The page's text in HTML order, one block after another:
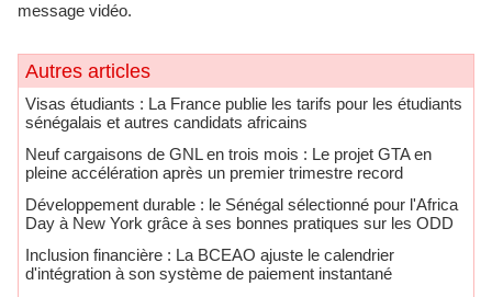
message vidéo.
Autres articles
​Visas étudiants : La France publie les tarifs pour les étudiants
sénégalais et autres candidats africains
Neuf cargaisons de GNL en trois mois : Le projet GTA en
pleine accélération après un premier trimestre record
Développement durable : le Sénégal sélectionné pour l'Africa
Day à New York grâce à ses bonnes pratiques sur les ODD
​Inclusion financière : La BCEAO ajuste le calendrier
d'intégration à son système de paiement instantané